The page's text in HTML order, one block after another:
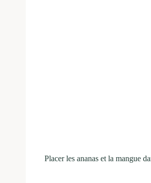
Placer les ananas et la mangue